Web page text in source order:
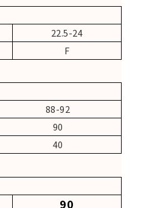
22.5-24
F
88-92
90
40
90